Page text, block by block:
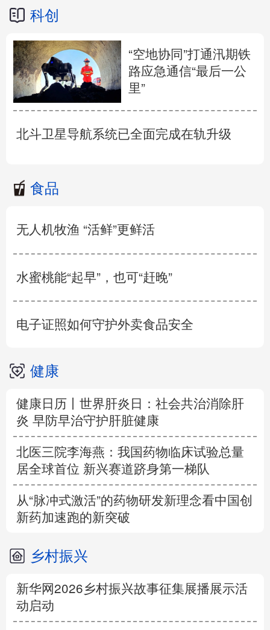
科创
“空地协同”打通汛期铁
路应急通信“最后一公
里”
北斗卫星导航系统已全面完成在轨升级
食品
无人机牧渔 “活鲜”更鲜活
水蜜桃能“起早”，也可“赶晚”
电子证照如何守护外卖食品安全
健康
健康日历丨世界肝炎日：社会共治消除肝
炎 早防早治守护肝脏健康
北医三院李海燕：我国药物临床试验总量
居全球首位 新兴赛道跻身第一梯队
从“脉冲式激活”的药物研发新理念看中国创
新药加速跑的新突破
乡村振兴
新华网2026乡村振兴故事征集展播展示活
动启动